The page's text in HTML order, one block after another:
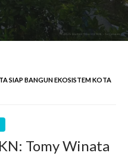
SIAP BANGUN EKOSISTEM KOTA
Tomy Winata